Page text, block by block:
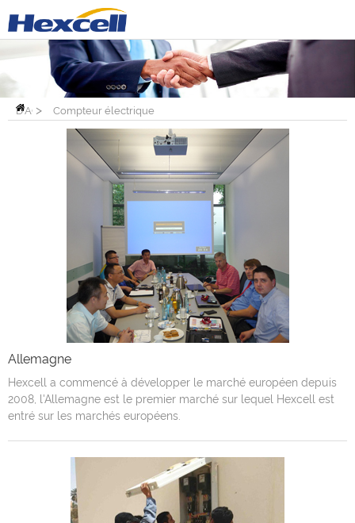
PAGE
D'ACCUEIL
> Compteur électrique
Allemagne
Hexcell a commencé à développer le marché européen depuis
2008, l'Allemagne est le premier marché sur lequel Hexcell est
entré sur les marchés européens.